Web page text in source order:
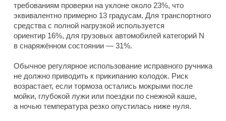
требованиям проверки на уклоне около 23%, что
эквивалентно примерно 13 градусам. Для транспортного
средства с полной нагрузкой используется
ориентир 16%, для грузовых автомобилей категорий N
в снаряжённом состоянии — 31%.
Обычное регулярное использование исправного ручника
не должно приводить к прикипанию колодок. Риск
возрастает, если тормоза остались мокрыми после
мойки, глубокой лужи или поездки по снежной каше,
а ночью температура резко опустилась ниже нуля.